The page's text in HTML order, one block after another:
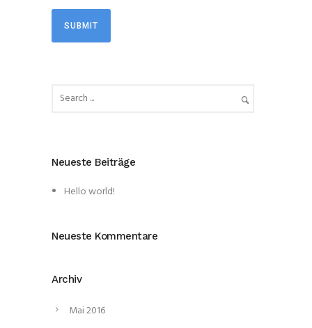
Neueste Beiträge
Hello world!
Neueste Kommentare
Archiv
Mai 2016